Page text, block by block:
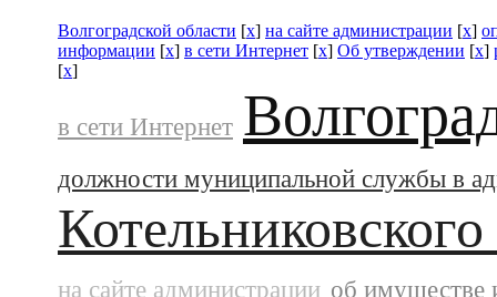
Волгоградской области [x] на сайте администрации [x]
информации [x] в сети Интернет [x] Об утверждении [x]
[x]
в сети Интернет
должности муниципальной службы в
на сайте администрации об имуществе